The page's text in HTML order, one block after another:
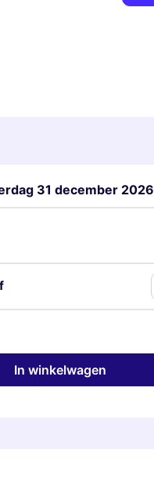
31 december 2026
In winkelwagen